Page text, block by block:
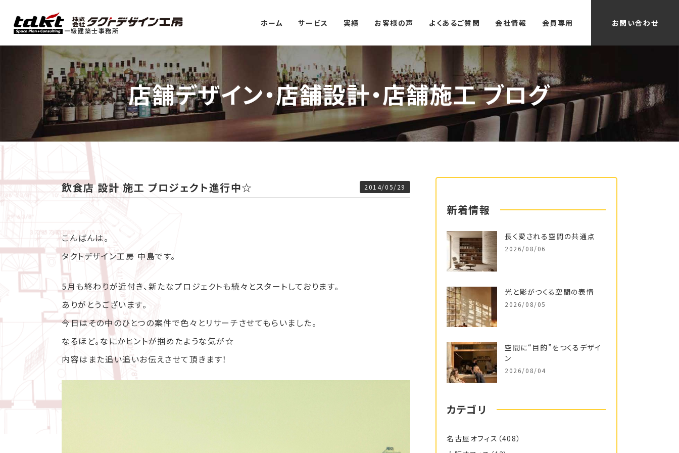
一級建築士事務所
ホーム サービス 実績 お客様の声 よくあるご質問 会社情報 会員専用 お問い合わせ
店舗デザイン・店舗設計・店舗施工 ブログ
飲食店 設計 施工 プロジェクト進行中☆ 2014/05/29
こんばんは。
タクトデザイン工房 中島です。
5月も終わりが近付き、新たなプロジェクトも続々とスタートしております。
ありがとうございます。
今日はその中のひとつの案件で色々とリサーチさせてもらいました。
なるほど。なにかヒントが掴めたような気が☆
内容はまた追い追いお伝えさせて頂きます！
新着情報
長く愛される空間の共通点
2026/08/06
光と影がつくる空間の表情
2026/08/05
空間に“目的”をつくるデザイ
ン
2026/08/04
カテゴリ
名古屋オフィス （408）